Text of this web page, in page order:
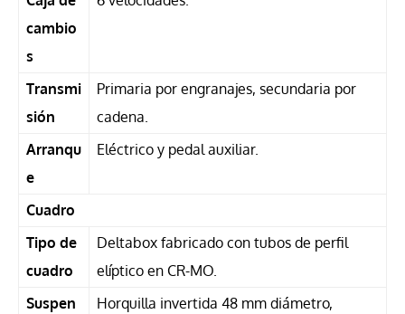
cambio
s
Transmi
sión
Primaria por engranajes, secundaria por
cadena.
Arranqu
e
Eléctrico y pedal auxiliar.
Cuadro
Tipo de
cuadro
Deltabox fabricado con tubos de perfil
elíptico en CR-MO.
Suspen
Horquilla invertida 48 mm diámetro,